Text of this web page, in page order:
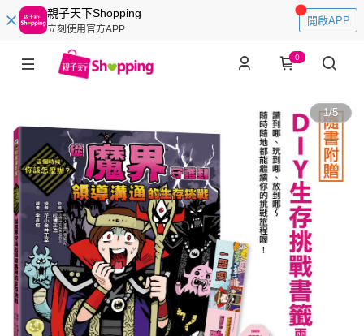
親子天下Shopping
立刻使用官方APP
開啟APP
0
1/5